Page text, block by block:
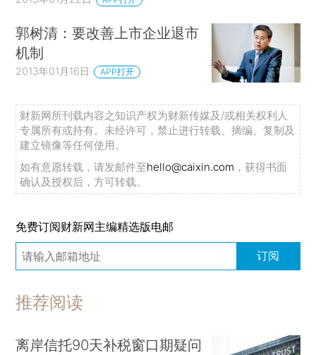
郭树清：要改善上市企业退市
机制
2013年01月16日 APP打开
财新网所刊载内容之知识产权为财新传媒及/或相关权利人
专属所有或持有。未经许可，禁止进行转载、摘编、复制及
建立镜像等任何使用。
如有意愿转载，请发邮件至hello@caixin.com ，获得书面
确认及授权后，方可转载。
免费订阅财新网主编精选版电邮
订阅
推荐阅读
离岸信托90天补税窗口期疑问